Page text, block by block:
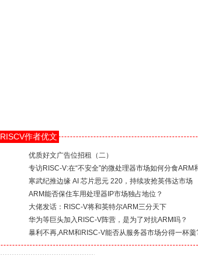
RISCV作者优文
优质好文广告位招租（二）
专访RISC-V:在“不安全”的微处理器市场如何分食ARM
寒武纪推边缘 AI 芯片思元 220，持续攻抢英伟达市场
ARM能否保住车用处理器IP市场独占地位？
大佬发话：RISC-V将和英特尔ARM三分天下
华为等巨头加入RISC-V阵营，是为了对抗ARM吗？
暴利不再,ARM和RISC-V能否从服务器市场分得一杯羹